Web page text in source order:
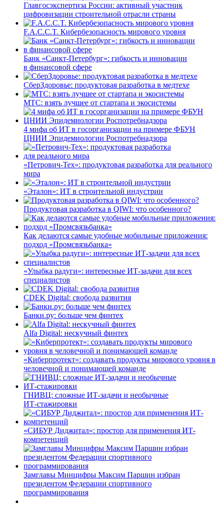
Главгосэкспертиза России: активный участник
цифровизации строительной отрасли страны
F.A.C.C.T. Кибербезопасность мирового уровня
Банк «Санкт-Петербург»: гибкость и инновации
в финансовой сфере
СберЗдоровье: продуктовая разработка в медтехе
МТС: взять лучшее от стартапа и экосистемы
4 мифа об ИТ в госорганизации на примере ФБУН
ЦНИИ Эпидемиологии Роспотребнадзора
«Петрович-Тех»: продуктовая разработка для реального
мира
«Эталон»: ИТ в строительной индустрии
Продуктовая разработка в QIWI: что особенного?
Как делаются самые удобные мобильные приложения:
подход «Промсвязьбанка»
«Улыбка радуги»: интересные ИТ-задачи для всех
специалистов
CDEK Digital: свобода развития
Банки.ру: больше чем финтех
Alfa Digital: нескучный финтех
«Киберпротект»: создавать продукты мирового уровня в
человечной и понимающей команде
ГНИВЦ: сложные ИТ‑задачи и необычные
ИТ‑стажировки
«СИБУР Диджитал»: простор для применения ИТ-
компетенций
Замглавы Минцифры Максим Паршин избран
президентом Федерации спортивного
программирования